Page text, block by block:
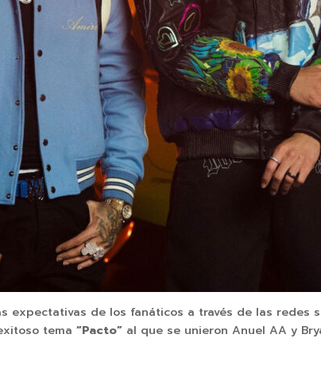
expectativas de los fanáticos a través de las redes
tema“Pacto” al que se unieron Anuel AA y